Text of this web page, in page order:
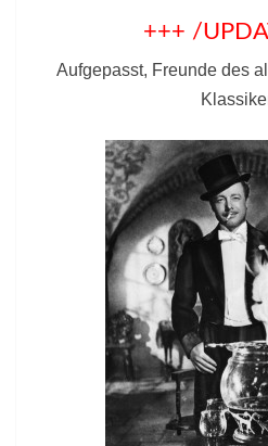
+++ /
Aufgepasst, Freunde des